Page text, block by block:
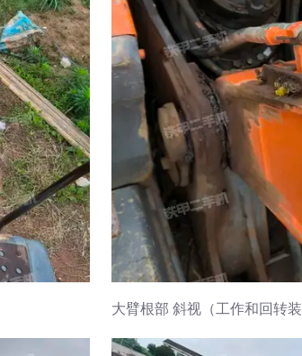
大臂根部 斜视（工作和回转